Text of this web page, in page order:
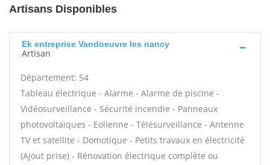
Artisans Disponibles
Ek entreprise Vandoeuvre les nancy
Artisan
Département: 54
Tableau électrique - Alarme - Alarme de piscine -
Vidéosurveillance - Sécurité incendie - Panneaux
photovoltaïques - Eolienne - Télésurveillance - Antenne
TV et satellite - Domotique - Petits travaux en électricité
(Ajout prise) - Rénovation électrique complète ou